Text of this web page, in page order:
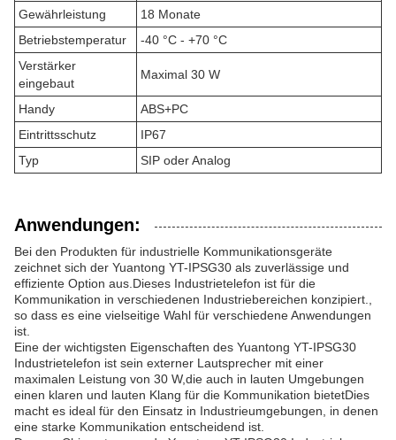
Gewährleistung
18 Monate
Betriebstemperatur
-40 °C - +70 °C
Verstärker
eingebaut
Maximal 30 W
Handy
ABS+PC
Eintrittsschutz
IP67
Typ
SIP oder Analog
Anwendungen:
Bei den Produkten für industrielle Kommunikationsgeräte
zeichnet sich der Yuantong YT-IPSG30 als zuverlässige und
effiziente Option aus.Dieses Industrietelefon ist für die
Kommunikation in verschiedenen Industriebereichen konzipiert.,
so dass es eine vielseitige Wahl für verschiedene Anwendungen
ist.
Eine der wichtigsten Eigenschaften des Yuantong YT-IPSG30
Industrietelefon ist sein externer Lautsprecher mit einer
maximalen Leistung von 30 W,die auch in lauten Umgebungen
einen klaren und lauten Klang für die Kommunikation bietetDies
macht es ideal für den Einsatz in Industrieumgebungen, in denen
eine starke Kommunikation entscheidend ist.